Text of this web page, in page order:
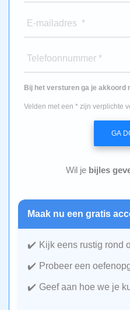
E-mailadres *
Telefoonnummer *
Bij het versturen ga je akkoord
Velden met een * zijn verplichte
GA
Wil je bijles
Maak nu een gratis
Kijk eens rustig rond
Probeer een
Geef aan hoe we je